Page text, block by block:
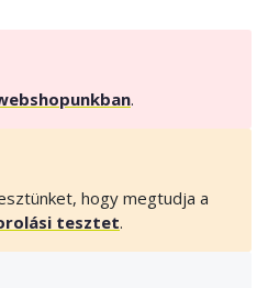
.
hogy megtudja a
tesztet.